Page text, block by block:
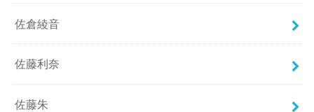
佐倉綾音
佐藤利奈
佐藤朱